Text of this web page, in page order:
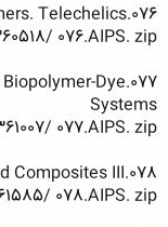
076.Pharmacy. Thermomechanics. Elastomers. Telechelics
076.AIPS. zip
077.Induced Circular Dichroism in Biopolymer-Dye
Systems
077.AIPS. zip
078.Epoxy Resins and Composites III
078.AIPS. zip